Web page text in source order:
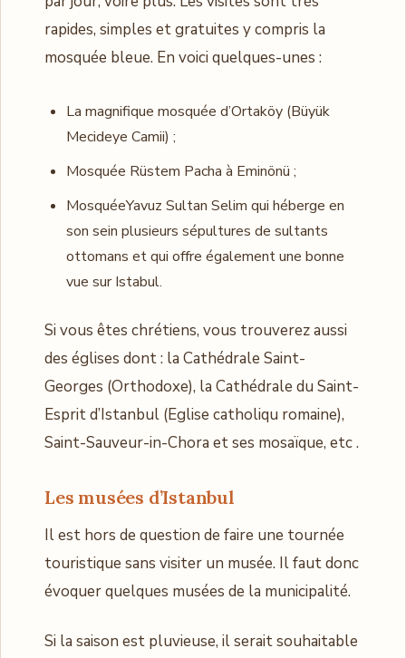
rapides, simples et gratuites y compris la
mosquée bleue. En voici quelques-unes :
La magnifique mosquée d’Ortaköy (Büyük
Mecideye Camii) ;
Mosquée Rüstem Pacha à Eminönü ;
MosquéeYavuz Sultan Selim qui héberge en
son sein plusieurs sépultures de sultants
ottomans et qui offre également une bonne
vue sur Istabul.
Si vous êtes chrétiens, vous trouverez aussi
des églises dont : la Cathédrale Saint-
Georges (Orthodoxe), la Cathédrale du Saint-
Esprit d’Istanbul (Eglise catholiqu romaine),
Saint-Sauveur-in-Chora et ses mosaïque, etc .
Les musées d’Istanbul
Il est hors de question de faire une tournée
touristique sans visiter un musée. Il faut donc
évoquer quelques musées de la municipalité.
Si la saison est pluvieuse, il serait souhaitable